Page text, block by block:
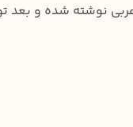
عربی نوشته شده و